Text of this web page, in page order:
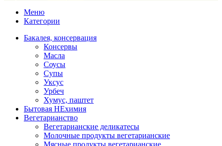
Меню
Категории
Бакалея, консервация
Консервы
Масла
Соусы
Супы
Уксус
Урбеч
Хумус, паштет
Бытовая НЕхимия
Вегетарианство
Вегетарианские деликатесы
Молочные продукты вегетарианские
Мясные продукты вегетарианские